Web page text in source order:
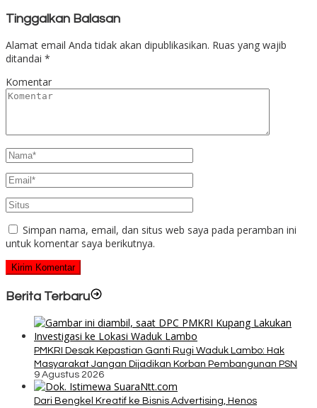
Tinggalkan Balasan
Alamat email Anda tidak akan dipublikasikan. Ruas yang wajib
ditandai *
Komentar
Simpan nama, email, dan situs web saya pada peramban ini
untuk komentar saya berikutnya.
Berita Terbaru
PMKRI Desak Kepastian Ganti Rugi Waduk Lambo: Hak
Masyarakat Jangan Dijadikan Korban Pembangunan PSN
9 Agustus 2026
Dari Bengkel Kreatif ke Bisnis Advertising, Henos